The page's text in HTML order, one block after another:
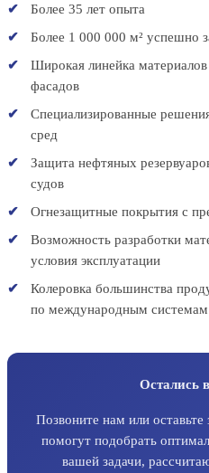
Более 35 лет опыта
Более 1 000 000 м² успешно
Широкая линейка
фасадов
Специализированные
сред
Защита нефтяных
судов
Огнезащитные покрытия с
Возможность разработки
условия эксплуатации
Колеровка большинства
по международным системам
Остались
Позвоните нам или
помогут подобрать
вашей задачи,